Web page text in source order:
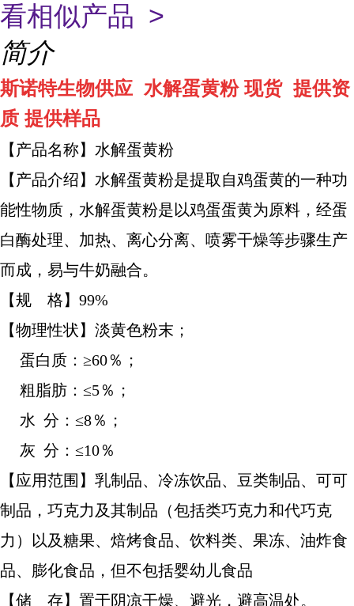
看相似产品 >
简介
斯诺特生物供应 水解蛋黄粉 现货 提供资
质 提供样品
【产品名称】水解蛋黄粉
【产品介绍】水解蛋黄粉是提取自鸡蛋黄的一种功
能性物质，水解蛋黄粉是以鸡蛋蛋黄为原料，经蛋
白酶处理、加热、离心分离、喷雾干燥等步骤生产
而成，易与牛奶融合。
【规 格】99%
【物理性状】淡黄色粉末；
蛋白质：≥60％；
粗脂肪：≤5％；
水 分：≤8％；
灰 分：≤10％
【应用范围】乳制品、冷冻饮品、豆类制品、可可
制品，巧克力及其制品（包括类巧克力和代巧克
力）以及糖果、焙烤食品、饮料类、果冻、油炸食
品、膨化食品，但不包括婴幼儿食品
【储 存】置于阴凉干燥、避光，避高温处。